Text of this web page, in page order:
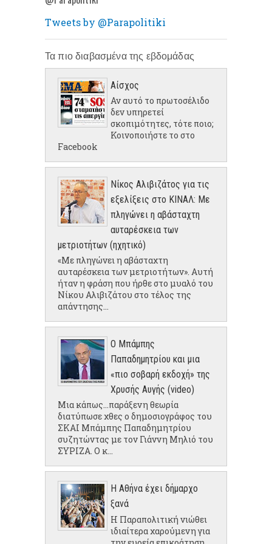
Tweets by @Parapolitiki
Τα πιο διαβασμένα της εβδομάδας
Αίσχος
Αν αυτό το πρωτοσέλιδο
δεν υπηρετεί
σκοπιμότητες, τότε ποιο;
Κοινοποιήστε το στο
Facebook
Νίκος Αλιβιζάτος για τις
εξελίξεις στο ΚΙΝΑΛ: Με
πληγώνει η αβάσταχτη
αυταρέσκεια των
μετριοτήτων (ηχητικό)
«Με πληγώνει η αβάσταχτη
αυταρέσκεια των μετριοτήτων». Αυτή
ήταν η φράση που ήρθε στο μυαλό του
Νίκου Αλιβιζάτου στο τέλος της
απάντησης...
Ο Μπάμπης
Παπαδημητρίου και μια
«πιο σοβαρή εκδοχή» της
Χρυσής Αυγής (video)
Μια κάπως...παράξενη θεωρία
διατύπωσε χθες ο δημοσιογράφος του
ΣΚΑΙ Μπάμπης Παπαδημητρίου
συζητώντας με τον Γιάννη Μηλιό του
ΣΥΡΙΖΑ. Ο κ...
Η Αθήνα έχει δήμαρχο
ξανά
Η Παραπολιτική νιώθει
ιδιαίτερα χαρούμενη για